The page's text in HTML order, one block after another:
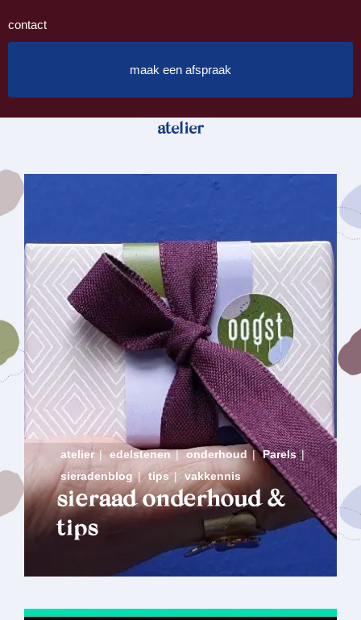
contact
maak een afspraak
atelier
atelier | edelstenen | onderhoud | Parels |
sieradenblog | tips | vakkennis
sieraad onderhoud &
tips